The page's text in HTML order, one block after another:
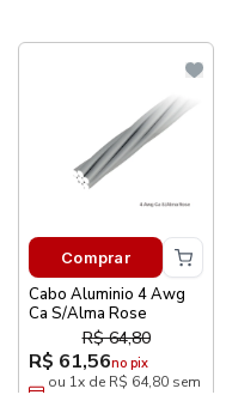
Comprar
Cabo Aluminio 4 Awg
Ca S/Alma Rose
R$ 64,80
R$ 61,56no pix
ou 1x de R$ 64,80 sem